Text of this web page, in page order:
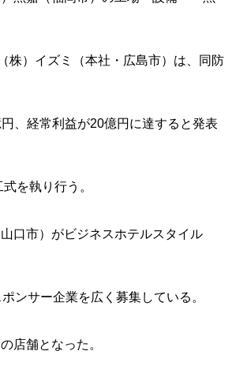
株）イズミ（本社・広島市）は、同防
、経常利益が20億円に達すると発表
を執り行う。
口市）がビジネスホテルスタイル
ンサー企業を広く募集している。
店舗となった。